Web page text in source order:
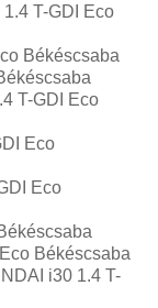
T-GDI Eco
Békéscsaba
T-GDI Eco
Eco
Eco
Békéscsaba
i30 1.4 T-